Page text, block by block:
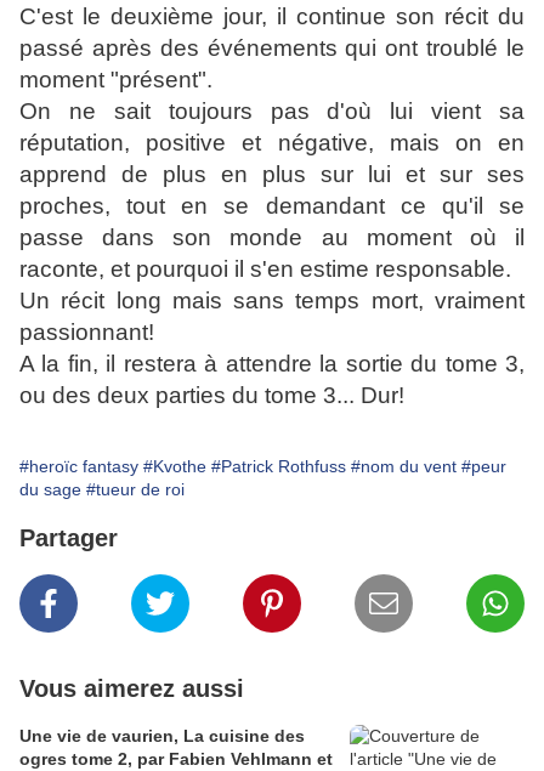
C'est le deuxième jour, il continue son récit du
passé après des événements qui ont troublé le
moment "présent".
On ne sait toujours pas d'où lui vient sa
réputation, positive et négative, mais on en
apprend de plus en plus sur lui et sur ses
proches, tout en se demandant ce qu'il se
passe dans son monde au moment où il
raconte, et pourquoi il s'en estime responsable.
Un récit long mais sans temps mort, vraiment
passionnant!
A la fin, il restera à attendre la sortie du tome 3,
ou des deux parties du tome 3... Dur!
#heroïc fantasy #Kvothe #Patrick Rothfuss #nom du vent #peur
du sage #tueur de roi
Partager
Vous aimerez aussi
Une vie de vaurien, La cuisine des
ogres tome 2, par Fabien Vehlmann et